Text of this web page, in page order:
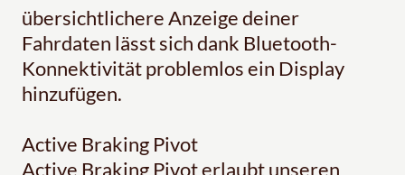
übersichtlichere Anzeige deiner
Fahrdaten lässt sich dank Bluetooth-
Konnektivität problemlos ein Display
hinzufügen.
Active Braking Pivot
Active Braking Pivot erlaubt unseren